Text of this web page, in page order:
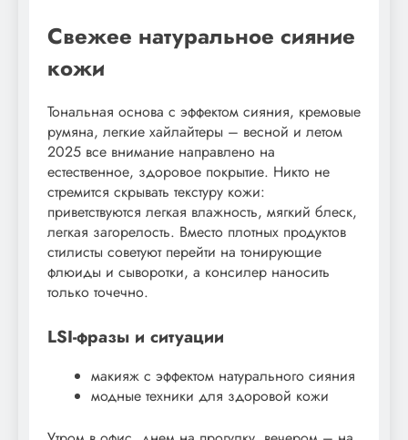
Свежее натуральное сияние
кожи
Тональная основа с эффектом сияния, кремовые
румяна, легкие хайлайтеры – весной и летом
2025 все внимание направлено на
естественное, здоровое покрытие. Никто не
стремится скрывать текстуру кожи:
приветствуются легкая влажность, мягкий блеск,
легкая загорелость. Вместо плотных продуктов
стилисты советуют перейти на тонирующие
флюиды и сыворотки, а консилер наносить
только точечно.
LSI-фразы и ситуации
макияж с эффектом натурального сияния
модные техники для здоровой кожи